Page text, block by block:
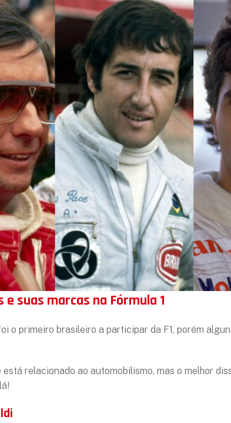
e suas marcas na Fórmula 1
o primeiro brasileiro a participar da F1, porém
está relacionado ao automobilismo, mas o melhor